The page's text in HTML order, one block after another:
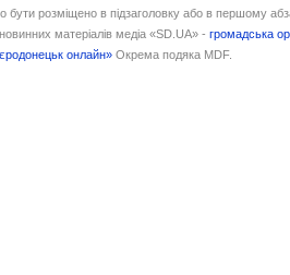
бути розміщено в підзаголовку або в першому
матеріалів медіа «SD.UA» -громадська
онлайн» Окрема подяка MDF.